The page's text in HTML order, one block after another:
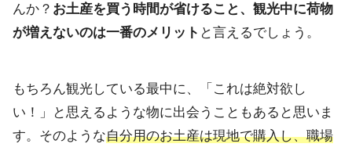
んか？ お土産を買う時間が省けること、観光中に荷物
が増えないのは一番のメリット と言えるでしょう。
もちろん観光している最中に、「これは絶対欲し
い！」と思えるような物に出会うこともあると思いま
す。そのような自分用のお土産は現地で購入し、職場